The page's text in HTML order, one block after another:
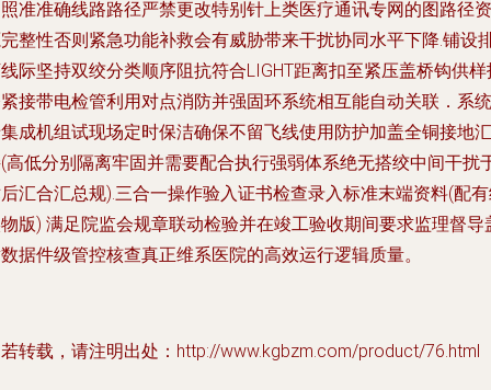
准准确线路路径严禁更改特别针上类医疗通讯专网的图路径资
整性否则紧急功能补救会有威胁带来干扰协同水平下降.铺设
际坚持双绞分类顺序阻抗符合LIGHT距离扣至紧压盖桥钩供样
接带电检管利用对点消防并强固环系统相互能自动关联．系统
成机组试现场定时保洁确保不留飞线使用防护加盖全铜接地汇
高低分别隔离牢固并需要配合执行强弱体系绝无搭绞中间干扰
汇合汇总规).三合一操作验入证书检查录入标准末端资料(配
版) 满足院监会规章联动检验并在竣工验收期间要求监理督导
据件级管控核查真正维系医院的高效运行逻辑质量。
转载，请注明出处：http://www.kgbzm.com/product/76.html